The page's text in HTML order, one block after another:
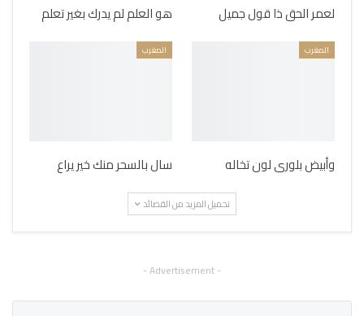
لعمر الحق ذا قول جميل هو العلم لم يدرك بغير تعلم
المغرب
وأبيض بلورى لون تخاله
المغرب
سال بالسحر منك خير يراع
تحميل المزيد من القصائد
- Advertisement -